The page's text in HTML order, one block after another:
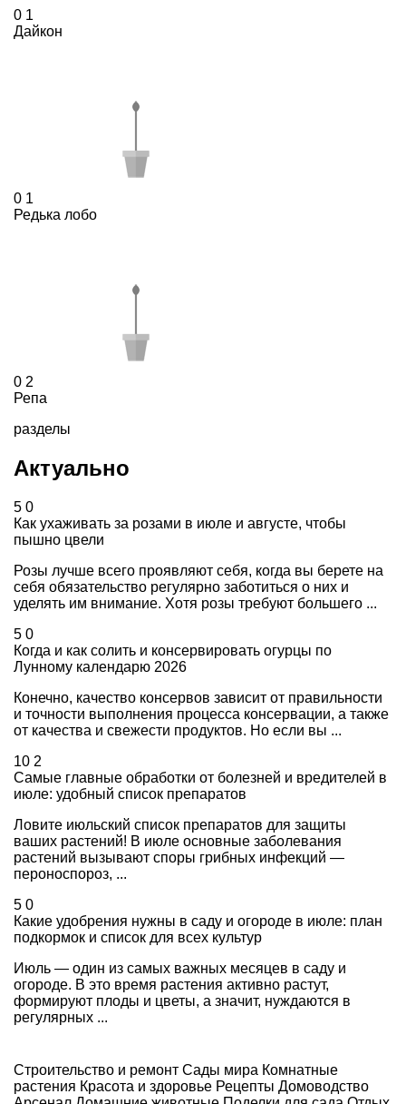
0 1
Дайкон
0 1
Редька лобо
0 2
Репа
разделы
Актуально
5 0
Как ухаживать за розами в июле и августе, чтобы
пышно цвели
Розы лучше всего проявляют себя, когда вы берете на
себя обязательство регулярно заботиться о них и
уделять им внимание. Хотя розы требуют большего ...
5 0
Когда и как солить и консервировать огурцы по
Лунному календарю 2026
Конечно, качество консервов зависит от правильности
и точности выполнения процесса консервации, а также
от качества и свежести продуктов. Но если вы ...
10 2
Самые главные обработки от болезней и вредителей в
июле: удобный список препаратов
Ловите июльский список препаратов для защиты
ваших растений! В июле основные заболевания
растений вызывают споры грибных инфекций —
пероноспороз, ...
5 0
Какие удобрения нужны в саду и огороде в июле: план
подкормок и список для всех культур
Июль — один из самых важных месяцев в саду и
огороде. В это время растения активно растут,
формируют плоды и цветы, а значит, нуждаются в
регулярных ...
Строительство и ремонт Сады мира Комнатные
растения Красота и здоровье Рецепты Домоводство